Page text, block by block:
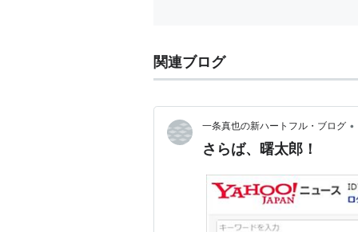
関連ブログ
一条真也の新ハートフル・ブログ •
さらば、曙太郎！